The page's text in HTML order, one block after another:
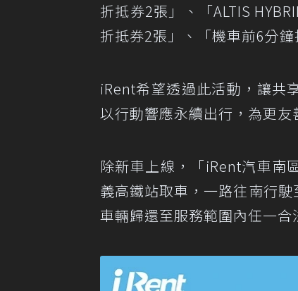
折抵券2張」、「ALTIS
折抵券2張」、「機車前6分鐘
iRent希望透過此活動，讓共
以行動響應永續出行，為更友
除新車上線，「iRent汽車南
義高鐵站取車，一路往南行
車輛歸還至服務範圍內任一